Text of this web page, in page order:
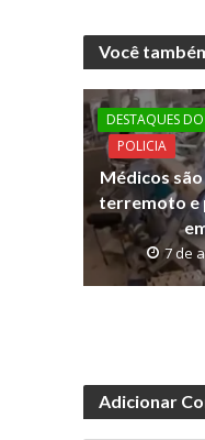
Você
DESTAQUES
POLICIA
Médicos
terremoto e
7 de
Adicionar